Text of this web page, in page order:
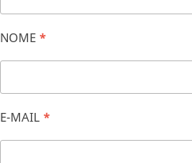
NOME *
E-MAIL *